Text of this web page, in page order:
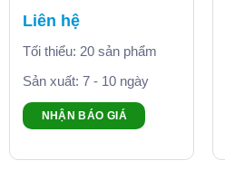
Liên hệ
Tối thiểu: 20 sản phẩm
Sản xuất: 7 - 10 ngày
NHẬN BÁO GIÁ